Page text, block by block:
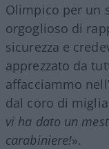
Olimpico per un
orgoglioso di
sicurezza e
apprezzato da
affacciammo
dal coro di
vi ha dato un
carabiniere!».